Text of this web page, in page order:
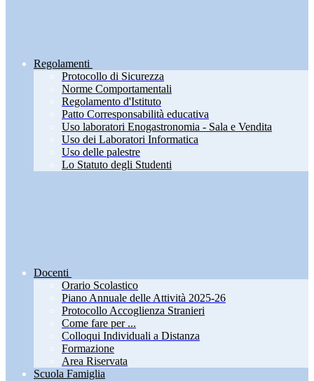
Regolamenti
Protocollo di Sicurezza
Norme Comportamentali
Regolamento d'Istituto
Patto Corresponsabilità educativa
Uso laboratori Enogastronomia - Sala e Vendita
Uso dei Laboratori Informatica
Uso delle palestre
Lo Statuto degli Studenti
Docenti
Orario Scolastico
Piano Annuale delle Attività 2025-26
Protocollo Accoglienza Stranieri
Come fare per ...
Colloqui Individuali a Distanza
Formazione
Area Riservata
Scuola Famiglia